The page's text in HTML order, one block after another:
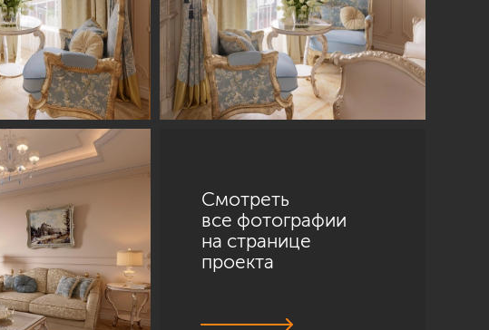
Смотреть
все фотографии
на странице
проекта